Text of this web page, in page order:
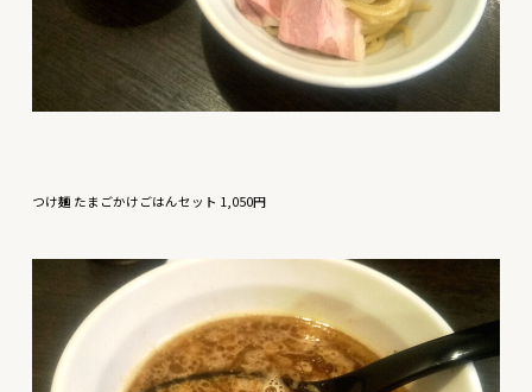
つけ麺 たまごかけごはんセット 1,050円